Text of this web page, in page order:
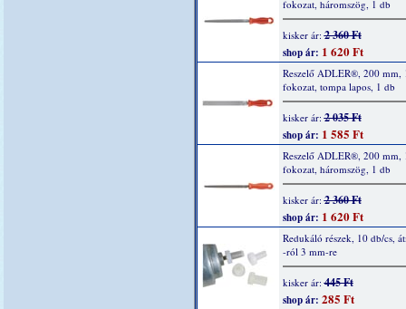
fokozat, háromszög, 1 db
kisker ár:2 360 Ft
shop ár: 1 620 Ft
Reszelő ADLER®, 200 mm,
fokozat, tompa lapos, 1 db
kisker ár:2 035 Ft
shop ár: 1 585 Ft
Reszelő ADLER®, 200 mm,
fokozat, háromszög, 1 db
kisker ár:2 360 Ft
shop ár: 1 620 Ft
Redukáló részek, 10 db/cs,
-ról 3 mm-re
kisker ár:445 Ft
shop ár: 285 Ft